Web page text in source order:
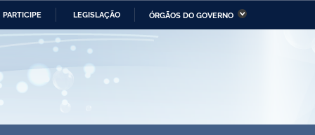
PARTICIPE LEGISLAÇÃO ÓRGÃOS DO GOVERNO
da Economia Ministério da Infraestrutura